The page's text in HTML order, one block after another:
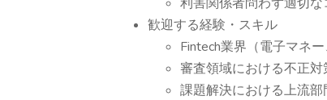
歓迎する経験・スキル
Fintech業界（電子マネ
審査領域における不正
課題解決における上流